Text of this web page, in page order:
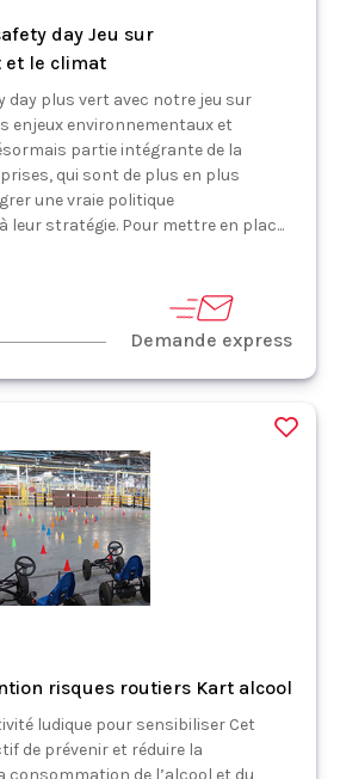
day Jeu sur
et le climat
day plus vert avec notre jeu sur
enjeux environnementaux et
partie intégrante de la
qui sont de plus en plus
une vraie politique
leur stratégie. Pour mettre en plac...
Demande express
risques routiers Kart alcool
ludique pour sensibiliser Cet
de prévenir et réduire la
consommation de l’alcool et du